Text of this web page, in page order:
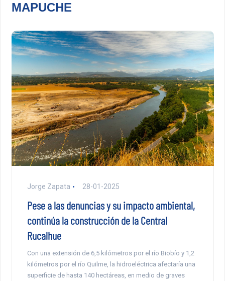
MAPUCHE
Jorge Zapata 28-01-2025
Pese a las denuncias y su impacto ambiental,
continúa la construcción de la Central
Rucalhue
Con una extensión de 6,5 kilómetros por el río Biobío y 1,2
kilómetros por el río Quilme, la hidroeléctrica afectaría una
superficie de hasta 140 hectáreas, en medio de graves